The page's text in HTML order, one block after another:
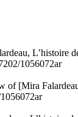
L’histoire
1056072ar
of [Mira